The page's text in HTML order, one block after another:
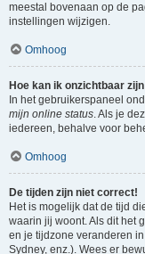
meestal bovenaan op de
instellingen wijzigen.
Omhoog
Hoe kan ik onzichtbaar
In het gebruikerspaneel
mijn online status. Als je
iedereen, behalve voor
Omhoog
De tijden zijn niet correct!
Het is mogelijk dat de tijd
waarin jij woont. Als dit het
en je tijdzone veranderen
Sydney, enz.). Wees er